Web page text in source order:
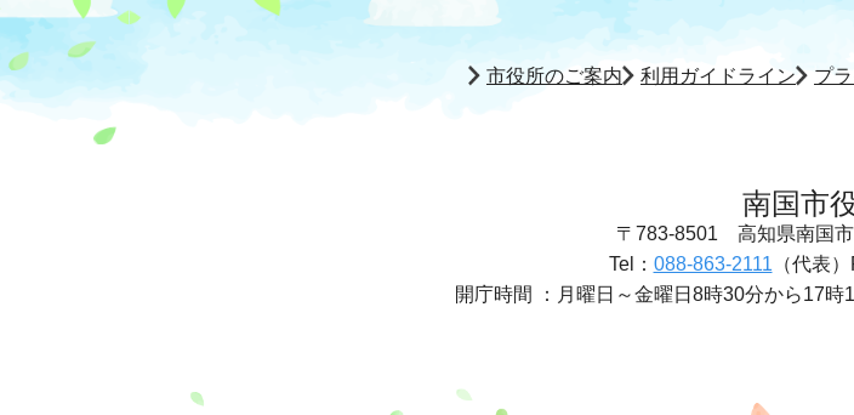
市役所のご案内 利用ガイドライン プ
南国市
〒783-8501 高知県南国
Tel： 088-863-2111 （代表）
開庁時間 ： 月曜日～金曜日8時30分から17時